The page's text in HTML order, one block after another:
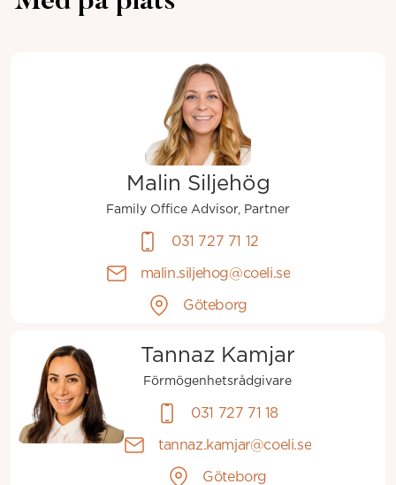
Malin Siljehög
Family Office Advisor, Partner
031 727 71 12
malin.siljehog@coeli.se
Göteborg
Tannaz Kamjar
Förmögenhetsrådgivare
031 727 71 18
tannaz.kamjar@coeli.se
Göteborg